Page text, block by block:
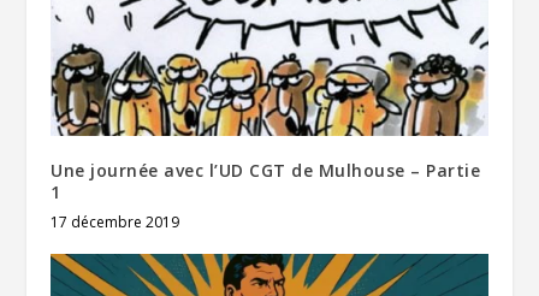
Une journée avec l’UD CGT de Mulhouse – Partie
1
17 décembre 2019